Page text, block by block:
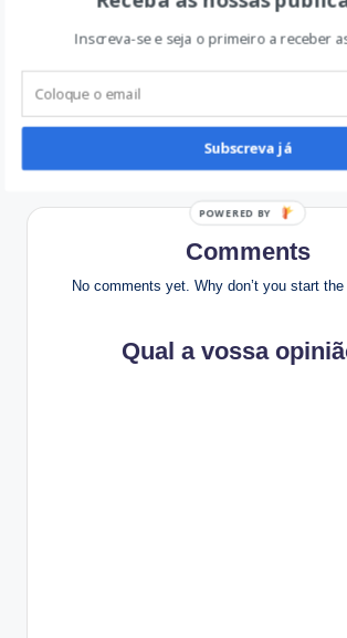
Post
navigation
Onde ir com as crianças
no fim de semana?
Comments
No comments yet. Why don’t you start
Qual a vossa
Inscreva-se e seja o primeiro a receber
Subscreva já
P
W
E
D